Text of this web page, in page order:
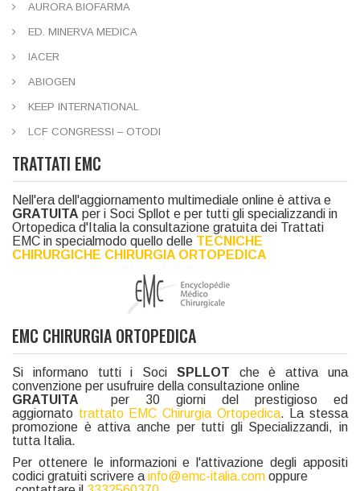
AURORA BIOFARMA
ED. MINERVA MEDICA
IACER
ABIOGEN
KEEP INTERNATIONAL
LCF CONGRESSI – OTODI
TRATTATI EMC
Nell'era dell'aggiornamento multimediale online è attiva e
GRATUITA per i Soci Spllot e per tutti gli specializzandi in
Ortopedica d'Italia la consultazione gratuita dei Trattati
EMC in specialmodo quello delle TECNICHE
CHIRURGICHE CHIRURGIA ORTOPEDICA
EMC CHIRURGIA ORTOPEDICA
Si informano tutti i Soci SPLLOT che è attiva una
convenzione per usufruire della consultazione online
GRATUITA per 30 giorni del prestigioso ed
aggiornato trattato EMC Chirurgia Ortopedica. La stessa
promozione è attiva anche per tutti gli Specializzandi, in
tutta Italia.
Per ottenere le informazioni e l'attivazione degli appositi
codici gratuiti scrivere a info@emc-italia.com oppure